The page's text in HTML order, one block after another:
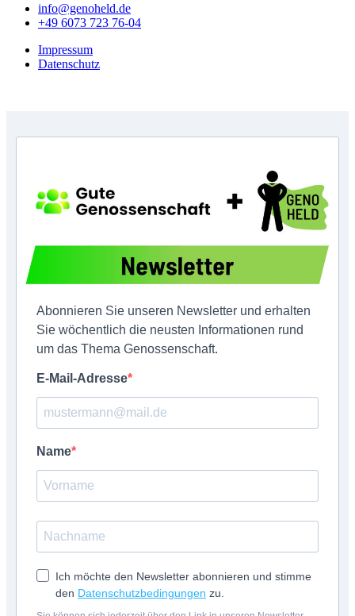
info@genoheld.de
+49 6073 723 76-04
Impressum
Datenschutz
Abonnieren Sie unseren Newsletter und erhalten
Sie wöchentlich die neusten Informationen rund
um das Thema Genossenschaft.
E-Mail-Adresse
Name
Ich möchte den Newsletter abonnieren und stimme
den Datenschutzbedingungen zu.